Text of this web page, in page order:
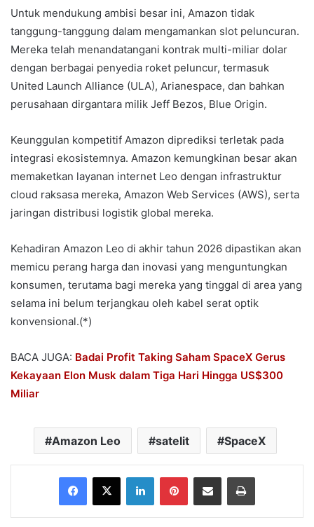
Untuk mendukung ambisi besar ini, Amazon tidak
tanggung-tanggung dalam mengamankan slot peluncuran.
Mereka telah menandatangani kontrak multi-miliar dolar
dengan berbagai penyedia roket peluncur, termasuk
United Launch Alliance (ULA), Arianespace, dan bahkan
perusahaan dirgantara milik Jeff Bezos, Blue Origin.
Keunggulan kompetitif Amazon diprediksi terletak pada
integrasi ekosistemnya. Amazon kemungkinan besar akan
memaketkan layanan internet Leo dengan infrastruktur
cloud raksasa mereka, Amazon Web Services (AWS), serta
jaringan distribusi logistik global mereka.
Kehadiran Amazon Leo di akhir tahun 2026 dipastikan akan
memicu perang harga dan inovasi yang menguntungkan
konsumen, terutama bagi mereka yang tinggal di area yang
selama ini belum terjangkau oleh kabel serat optik
konvensional.(*)
BACA JUGA: Badai Profit Taking Saham SpaceX Gerus
Kekayaan Elon Musk dalam Tiga Hari Hingga US$300
Miliar
Amazon Leo satelit SpaceX
Facebook
X LinkedInPinterestShare via Email Print